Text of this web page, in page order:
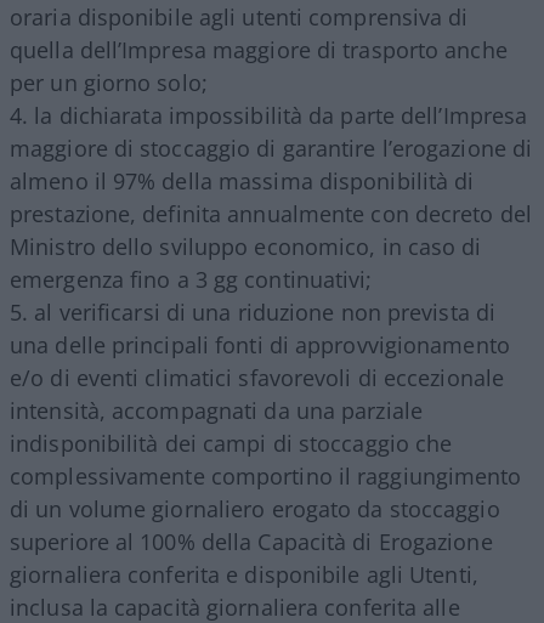
oraria disponibile agli utenti comprensiva di
quella dell’Impresa maggiore di trasporto anche
per un giorno solo;
la dichiarata impossibilità da parte dell’Impresa
maggiore di stoccaggio di garantire l’erogazione di
almeno il 97% della massima disponibilità di
prestazione, definita annualmente con decreto del
Ministro dello sviluppo economico, in caso di
emergenza fino a 3 gg continuativi;
al verificarsi di una riduzione non prevista di
una delle principali fonti di approvvigionamento
e/o di eventi climatici sfavorevoli di eccezionale
intensità, accompagnati da una parziale
indisponibilità dei campi di stoccaggio che
complessivamente comportino il raggiungimento
di un volume giornaliero erogato da stoccaggio
superiore al 100% della Capacità di Erogazione
giornaliera conferita e disponibile agli Utenti,
inclusa la capacità giornaliera conferita alle